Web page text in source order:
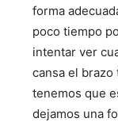
forma
poco tiempo
intentar ver
cansa el brazo
tenemos que
dejamos una